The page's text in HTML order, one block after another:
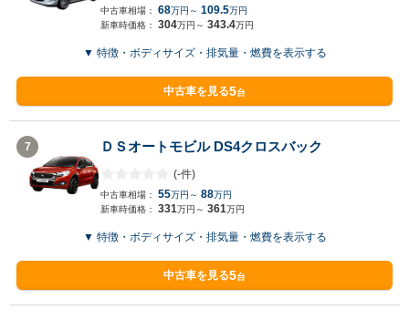
中古車相場： 68万円～ 109.5万円
新車時価格： 304万円～ 343.4万円
▼ 特徴・ボディサイズ・排気量・燃費を表示する
中古車を見る5台
7 ＤＳオートモビル DS4クロスバック
(-件)
中古車相場： 55万円～ 88万円
新車時価格： 331万円～ 361万円
▼ 特徴・ボディサイズ・排気量・燃費を表示する
中古車を見る5台